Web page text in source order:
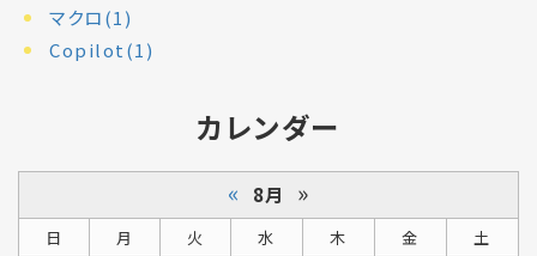
マクロ(1)
Copilot(1)
カレンダー
« 8月 »
日 月 火 水 木 金
土